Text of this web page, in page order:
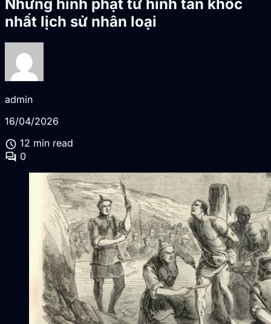
Những hình phạt tử hình tàn khốc
nhất lịch sử nhân loại
admin
16/04/2026
schedule 12 min read
forum 0